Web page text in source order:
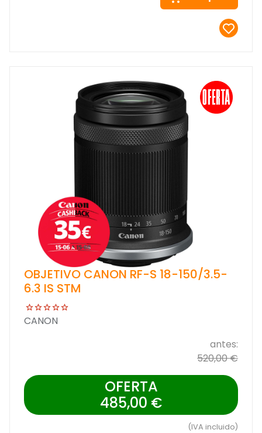
OBJETIVO CANON RF-S 18-150/3.5-
6.3 IS STM
CANON
antes:
520,00 €
OFERTA
485,00 €
(IVA incluido)